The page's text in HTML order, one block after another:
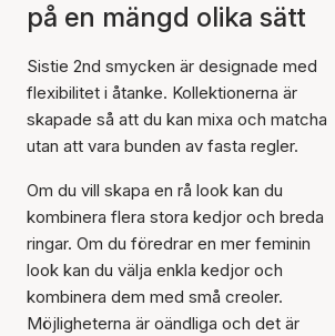
på en mängd olika sätt
Sistie 2nd smycken är designade med
flexibilitet i åtanke. Kollektionerna är
skapade så att du kan mixa och matcha
utan att vara bunden av fasta regler.
Om du vill skapa en rå look kan du
kombinera flera stora kedjor och breda
ringar. Om du föredrar en mer feminin
look kan du välja enkla kedjor och
kombinera dem med små creoler.
Möjligheterna är oändliga och det är